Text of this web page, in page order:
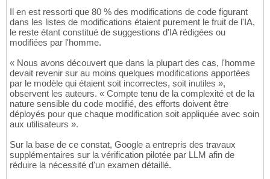
Il en est ressorti que 80 % des modifications de code figurant
dans les listes de modifications étaient purement le fruit de l'IA,
le reste étant constitué de suggestions d'IA rédigées ou
modifiées par l'homme.
« Nous avons découvert que dans la plupart des cas, l'homme
devait revenir sur au moins quelques modifications apportées
par le modèle qui étaient soit incorrectes, soit inutiles »,
observent les auteurs. « Compte tenu de la complexité et de la
nature sensible du code modifié, des efforts doivent être
déployés pour que chaque modification soit appliquée avec soin
aux utilisateurs ».
Sur la base de ce constat, Google a entrepris des travaux
supplémentaires sur la vérification pilotée par LLM afin de
réduire la nécessité d'un examen détaillé.